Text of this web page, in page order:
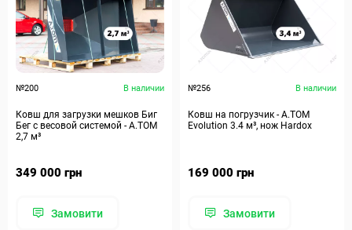
№200 В наличии
Ковш для загрузки мешков Биг
Бег с весовой системой - А.ТОМ
2,7 м³
349 000 грн
Замовити
№256 В наличии
Ковш на погрузчик - A.TOM
Evolution 3.4 м³, нож Hardox
169 000 грн
Замовити